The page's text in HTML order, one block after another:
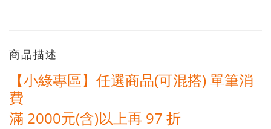
商品描述
【小綠專區】 任選商品(可混搭) 單筆消
費
滿 2000元(含)以上再 97 折